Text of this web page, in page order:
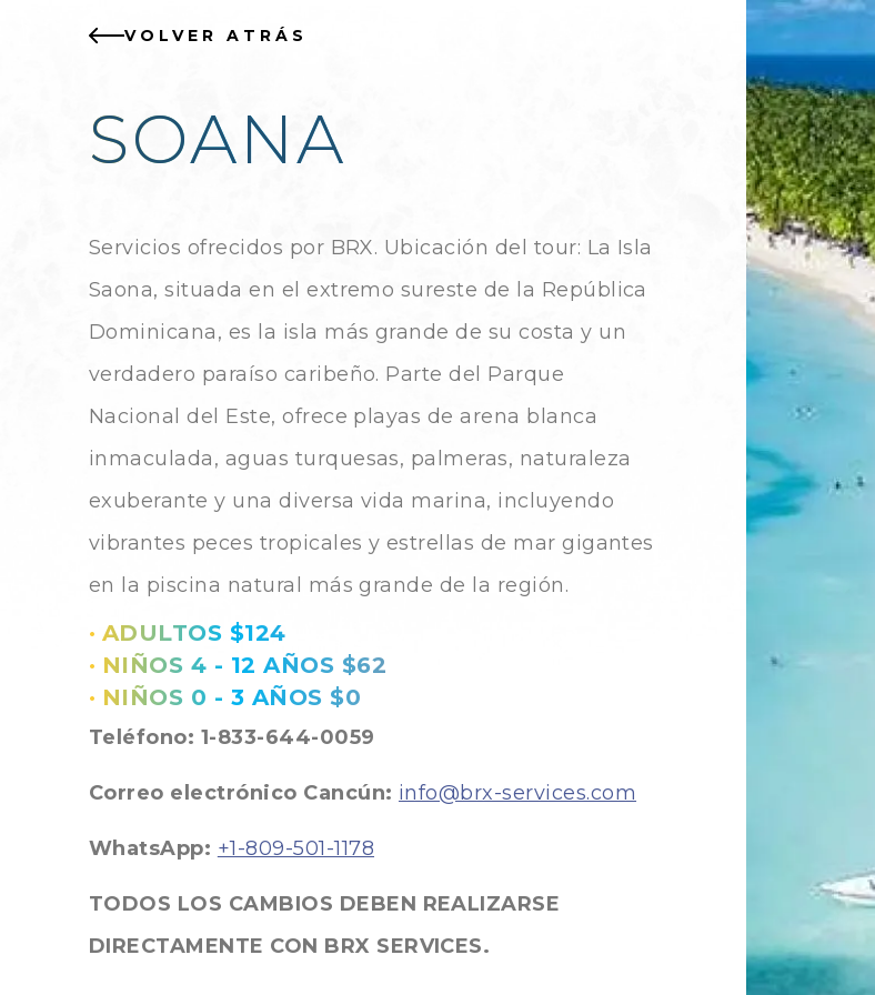
VOLVER ATRÁS
SOANA
Servicios ofrecidos por BRX. Ubicación del tour: La Isla
Saona, situada en el extremo sureste de la República
Dominicana, es la isla más grande de su costa y un
verdadero paraíso caribeño. Parte del Parque
Nacional del Este, ofrece playas de arena blanca
inmaculada, aguas turquesas, palmeras, naturaleza
exuberante y una diversa vida marina, incluyendo
vibrantes peces tropicales y estrellas de mar gigantes
en la piscina natural más grande de la región.
• ADULTOS $124
• NIÑOS 4 - 12 AÑOS $62
• NIÑOS 0 - 3 AÑOS $0
Teléfono: 1-833-644-0059
Correo electrónico Cancún: info@brx-services.com
WhatsApp: +1-809-501-1178
TODOS LOS CAMBIOS DEBEN REALIZARSE
DIRECTAMENTE CON BRX SERVICES.